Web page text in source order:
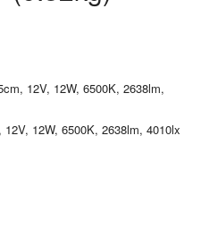
12V, 12W, 6500K, 2638lm,